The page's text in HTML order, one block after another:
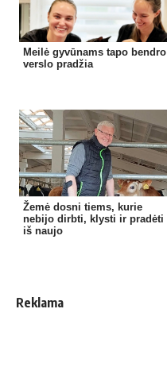
Meilė gyvūnams tapo bendro
verslo pradžia
Žemė dosni tiems, kurie
nebijo dirbti, klysti ir pradėti
iš naujo
Reklama